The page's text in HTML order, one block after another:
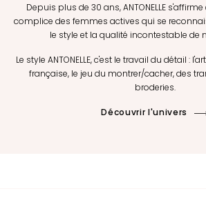
Depuis plus de 30 ans, ANTONELLE
complice des femmes actives qui se
le style et la qualité incontestable de
Le style ANTONELLE, c'est le travail du détail :
française, le jeu du montrer/cacher, des
broderies.
Découvrir l'univers